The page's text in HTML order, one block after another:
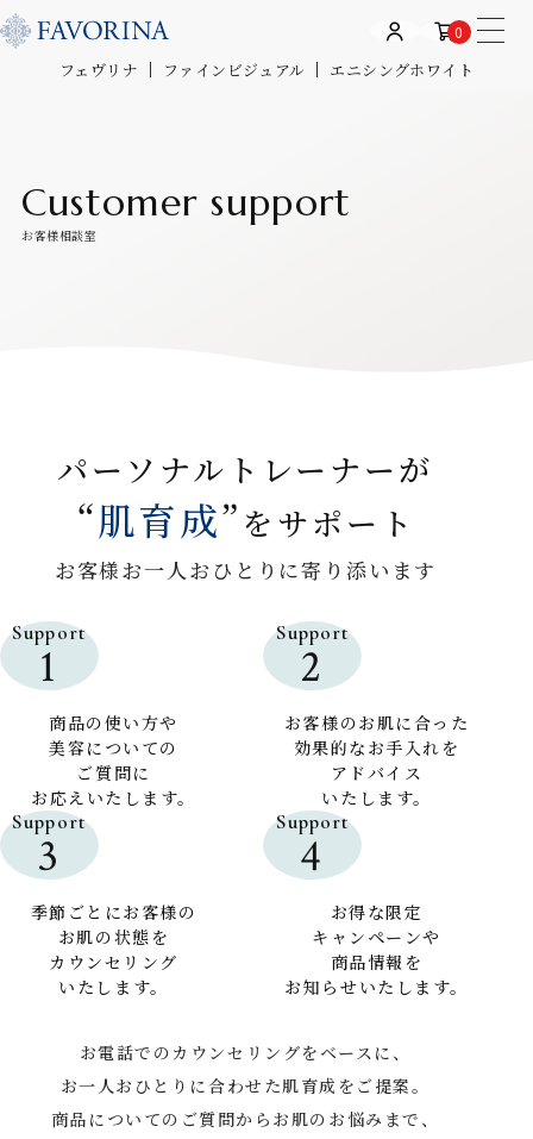
0
フェヴリナ ファインビジュアル エニシングホワイト
Customer support
お客様相談室
パーソナルトレーナーが
“肌育成”をサポート
お客様お一人おひとりに寄り添います
Support
1
商品の使い方や
美容についての
ご質問に
お応えいたします。
Support
2
お客様のお肌に合った
効果的なお手入れを
アドバイス
いたします。
Support
3
季節ごとにお客様の
お肌の状態を
カウンセリング
いたします。
Support
4
お得な限定
キャンペーンや
商品情報を
お知らせいたします。
お電話でのカウンセリングをベースに、
お一人おひとりに合わせた肌育成をご提案。
商品についてのご質問からお肌のお悩みまで、